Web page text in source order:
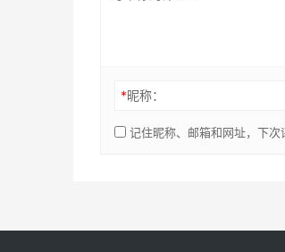
*昵称：
记住昵称、邮箱和网址，下次